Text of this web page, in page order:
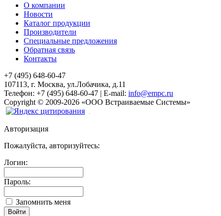
О компании
Новости
Каталог продукции
Производители
Специальные предложения
Обратная связь
Контакты
+7 (495) 648-60-47
107113, г. Москва, ул.Лобачика, д.11
Телефон: +7 (495) 648-60-47 | E-mail: info@empc.ru
Copyright © 2009-2026 «ООО Встраиваемые Системы»
Авторизация
Пожалуйста, авторизуйтесь:
Логин:
Пароль:
Запомнить меня